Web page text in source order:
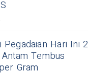
Pegadaian Hari Ini 2
Tembus
Gram